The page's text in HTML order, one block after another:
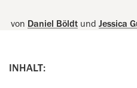
von Daniel Böldt und Jessica
INHALT: